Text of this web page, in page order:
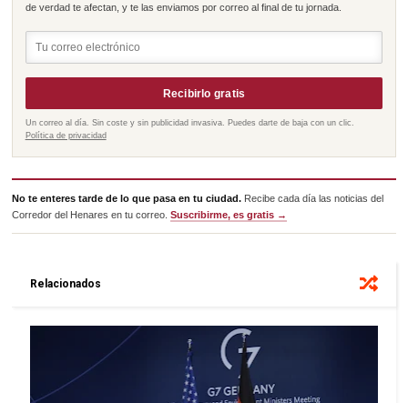
de verdad te afectan, y te las enviamos por correo al final de tu jornada.
Recibirlo gratis
Un correo al día. Sin coste y sin publicidad invasiva. Puedes darte de baja con un clic.
Política de privacidad
No te enteres tarde de lo que pasa en tu ciudad. Recibe cada día las noticias del
Corredor del Henares en tu correo.Suscribirme, es gratis →
Relacionados